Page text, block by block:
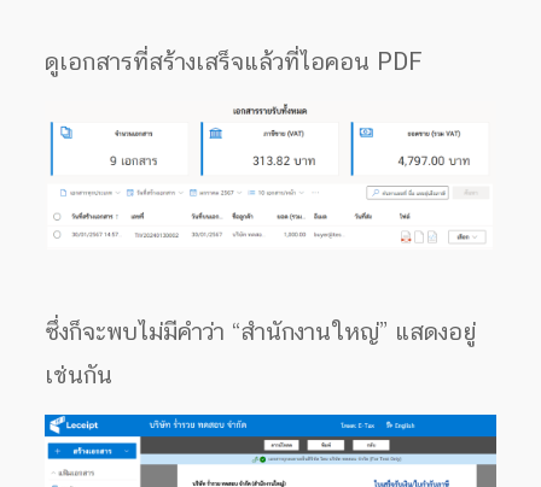
ดูเอกสารที่สร้างเสร็จแล้วที่ไอคอน PDF
ซึ่งก็จะพบไม่มีคำว่า “สำนักงานใหญ่” แสดงอยู่
เช่นกัน